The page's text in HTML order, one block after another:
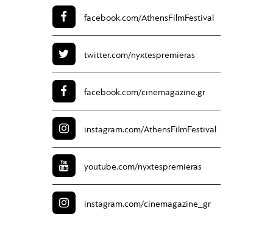
facebook.com/AthensFilmFestival
twitter.com/nyxtespremieras
facebook.com/cinemagazine.gr
instagram.com/AthensFilmFestival
youtube.com/nyxtespremieras
instagram.com/cinemagazine_gr